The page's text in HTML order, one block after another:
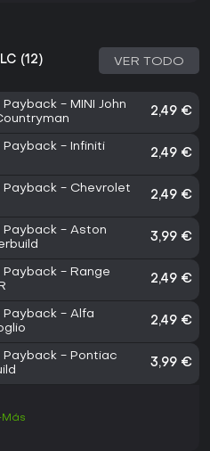
(12) VER TODO
- MINI John
2,49 €
- Infiniti
2,49 €
Payback - Chevrolet
2,49 €
Payback - Aston
3,99 €
Payback - Range
2,49 €
Payback - Alfa
2,49 €
Payback - Pontiac
3,99 €